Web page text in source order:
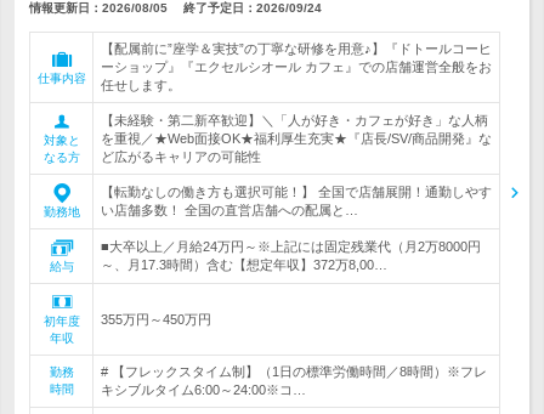
情報更新日：2026/08/05 終了予定日： 2026/09/24
仕事内容
【配属前に”座学＆実技”の丁寧な研修を用意♪】『ドトールコーヒ
ーショップ』『エクセルシオール カフェ』での店舗運営全般をお
任せします。
対象と
なる方
【未経験・第二新卒歓迎】＼「人が好き・カフェが好き」な人柄
を重視／★Web面接OK★福利厚生充実★『店長/SV/商品開発』な
ど広がるキャリアの可能性
勤務地
【転勤なしの働き方も選択可能！】 全国で店舗展開！通勤しやす
い店舗多数！ 全国の直営店舗への配属と…
給与
■大卒以上／月給24万円～※上記には固定残業代（月2万8000円
～、月17.3時間）含む【想定年収】372万8,00…
初年度
年収
355万円～450万円
勤務
時間
# 【フレックスタイム制】（1日の標準労働時間／8時間）※フレ
キシブルタイム6:00～24:00※コ…